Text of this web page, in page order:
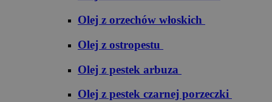
Olej z orzechów włoskich
Olej z ostropestu
Olej z pestek arbuza
Olej z pestek czarnej porzeczki